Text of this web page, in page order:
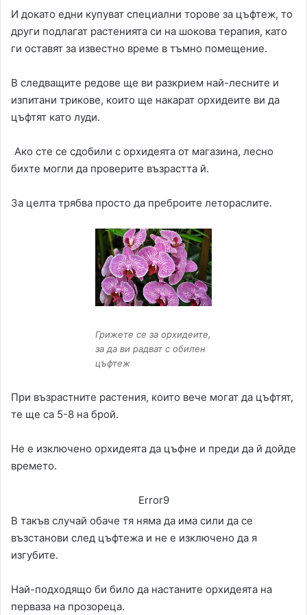
И докато едни купуват специални торове за цъфтеж, то
други подлагат растенията си на шокова терапия, като
ги оставят за известно време в тъмно помещение.
В следващите редове ще ви разкрием най-лесните и
изпитани трикове, които ще накарат орхидеите ви да
цъфтят като луди.
Ако сте се сдобили с орхидеята от магазина, лесно
бихте могли да проверите възрастта й.
За целта трябва просто да преброите летораслите.
Грижете се за орхидеите,
за да ви радват с обилен
цъфтеж
При възрастните растения, които вече могат да цъфтят,
те ще са 5-8 на брой.
Не е изключено орхидеята да цъфне и преди да й дойде
времето.
Error9
В такъв случай обаче тя няма да има сили да се
възстанови след цъфтежа и не е изключено да я
изгубите.
Най-подходящо би било да настаните орхидеята на
перваза на прозореца.